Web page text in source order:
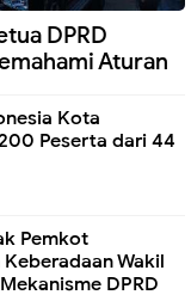
DPRD
Aturan
Kota
Peserta dari 44
Pemkot
Wakil
DPRD